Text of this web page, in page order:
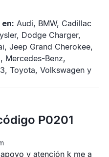
en: Audi, BMW, Cadillac
Dodge Charger,
Jeep Grand Cherokee,
Mercedes-Benz,
Toyota, Volkswagen y
P0201
y atención k me a